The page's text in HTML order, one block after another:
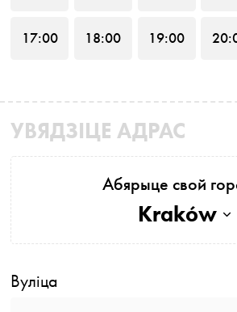
17:00 18:00 19:00 20
УВЯДЗІЦЕ АДРАС
Абярыце свой
Kraków
Вуліца